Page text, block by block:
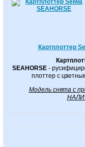
Картплоттер
SEAHORSE -
плоттер с
Модель снята с